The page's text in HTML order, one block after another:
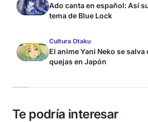
Ado canta en español: Así
tema de Blue Lock
Cultura Otaku
El anime Yani Neko se
quejas en Japón
Te podría interesar